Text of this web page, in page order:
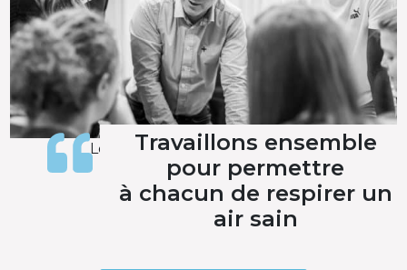
Les experts de la qualité de l’air
Travaillons ensemble
pour permettre
à chacun de respirer un
air sain